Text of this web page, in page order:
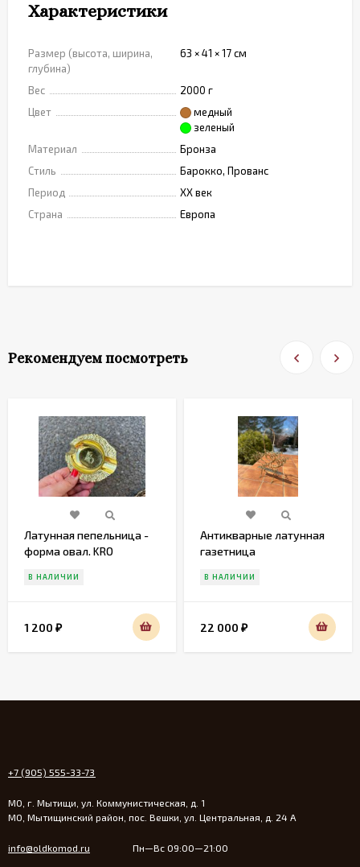
Характеристики
Размер (высота, ширина,
глубина)
63 × 41 × 17 см
Вес
2000 г
Цвет
медный
зеленый
Материал
Бронза
Стиль
Барокко, Прованс
Период
XX век
Страна
Европа
Рекомендуем посмотреть
Латунная пепельница -
форма овал. KRO
В НАЛИЧИИ
1 200 ₽
Антикварные латунная
газетница
В НАЛИЧИИ
22 000 ₽
+7 (905) 555-33-73
МО, г. Мытищи, ул. Коммунистическая, д. 1
МО, Мытищинский район, пос. Вешки, ул. Центральная, д. 24 А
info@oldkomod.ru Пн—Вс 09:00—21:00